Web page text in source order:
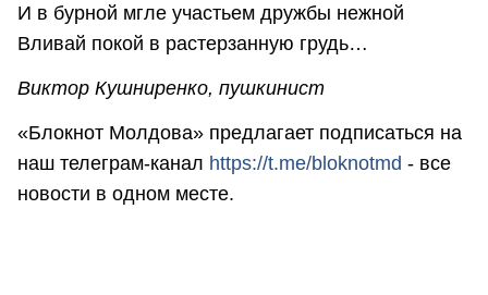
И в бурной мгле участьем дружбы нежной
Вливай покой в растерзанную грудь…
Виктор Кушниренко, пушкинист
«Блокнот Молдова» предлагает подписаться на
наш телеграм-канал https://t.me/bloknotmd - все
новости в одном месте.